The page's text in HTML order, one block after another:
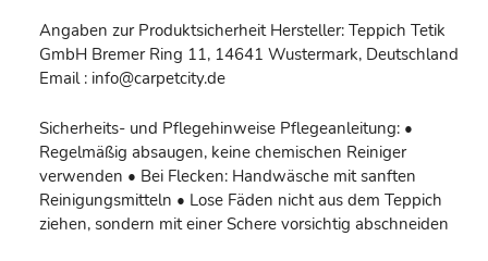
Angaben zur Produktsicherheit Hersteller: Teppich Tetik
GmbH Bremer Ring 11, 14641 Wustermark, Deutschland
Email : info@carpetcity.de
Sicherheits- und Pflegehinweise Pflegeanleitung: •
Regelmäßig absaugen, keine chemischen Reiniger
verwenden • Bei Flecken: Handwäsche mit sanften
Reinigungsmitteln • Lose Fäden nicht aus dem Teppich
ziehen, sondern mit einer Schere vorsichtig abschneiden